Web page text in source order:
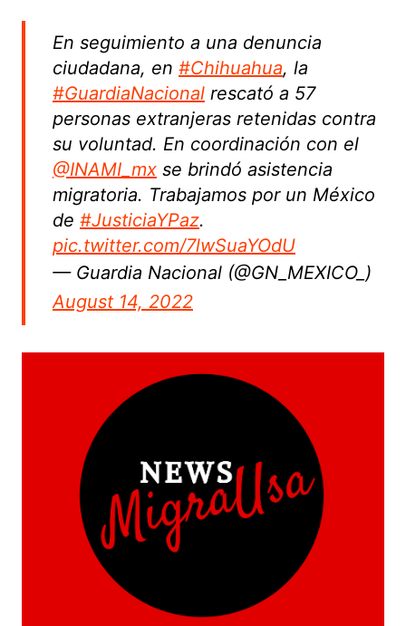
En seguimiento a una denuncia
ciudadana, en #Chihuahua, la
#GuardiaNacionalrescató a 57
personas extranjeras retenidas contra
su voluntad. En coordinación con el
@INAMI_mxse brindó asistencia
migratoria. Trabajamos por un México
de #JusticiaYPaz.
pic.twitter.com/7lwSuaYOdU
— Guardia Nacional (@GN_MEXICO_)
August 14, 2022